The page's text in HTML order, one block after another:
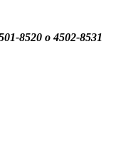
8520 o 4502-8531